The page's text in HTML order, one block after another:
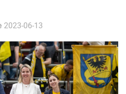
2023-06-13